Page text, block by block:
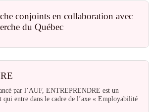
conjoints en collaboration avec
du Québec
par l’AUF, ENTREPRENDRE est un
qui entre dans le cadre de l’axe « Employabilité